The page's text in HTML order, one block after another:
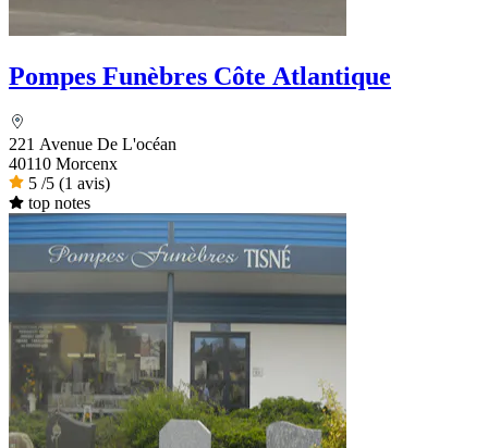
Pompes Funèbres Côte Atlantique
221 Avenue De L'océan
40110 Morcenx
5 /5 (1 avis)
top notes